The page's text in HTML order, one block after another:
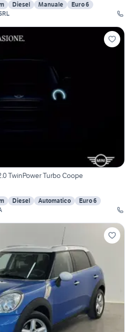
Diesel Manuale
Euro 6
TwinPower Turbo Coope
Diesel Automatico
Euro 6